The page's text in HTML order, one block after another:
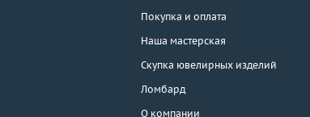
Покупка и оплата
Наша мастерская
Скупка ювелирных изделий
Ломбард
О компании